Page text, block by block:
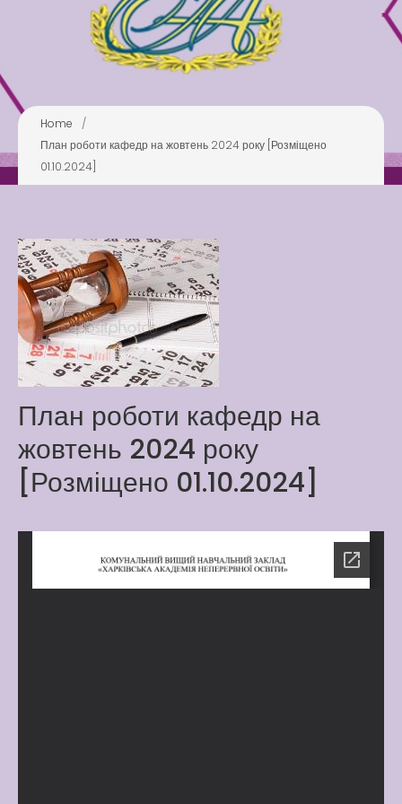
Play is Our Brain’s Favorite
Way
New Friends Everyday at
Latter match class
Swimming Lessons at New
Pool
Play is Our Brain’s Favorite
Way
Latter match class
New Friends Everyday at
Kiddie
Home
/
План роботи кафедр на жовтень 2024 року [Розміщено
01.10.2024]
План роботи кафедр на
жовтень 2024 року
[Розміщено 01.10.2024]